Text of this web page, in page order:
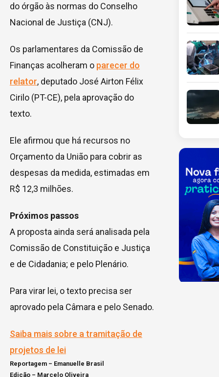
do órgão às normas do Conselho
Nacional de Justiça (CNJ).
Os parlamentares da Comissão de
Finanças acolheram o parecer do
relator, deputado José Airton Félix
Cirilo (PT-CE), pela aprovação do
texto.
Ele afirmou que há recursos no
Orçamento da União para cobrir as
despesas da medida, estimadas em
R$ 12,3 milhões.
Próximos passos
A proposta ainda será analisada pela
Comissão de Constituição e Justiça
e de Cidadania; e pelo Plenário.
Para virar lei, o texto precisa ser
aprovado pela Câmara e pelo Senado.
Saiba mais sobre a tramitação de
projetos de lei
Reportagem – Emanuelle Brasil
Edição – Marcelo Oliveira